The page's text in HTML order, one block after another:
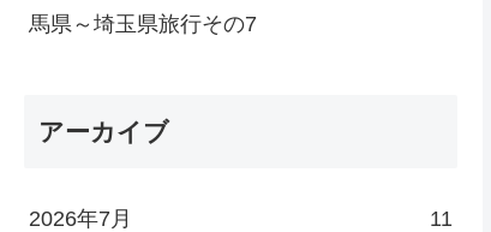
馬県～埼玉県旅行その7
アーカイブ
2026年7月 11